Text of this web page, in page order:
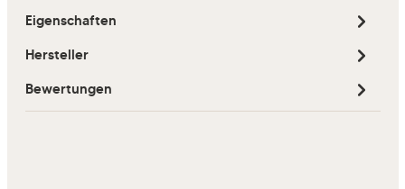
Eigenschaften
Hersteller
Bewertungen